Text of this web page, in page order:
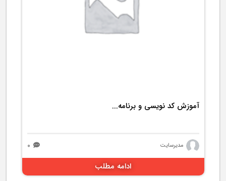
آموزش کد نویسی و برنامه...
مدیرسایت
ادامه مطلب